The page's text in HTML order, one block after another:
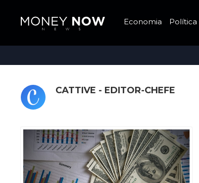
Economia Política
CATTIVE - EDITOR-CHEFE